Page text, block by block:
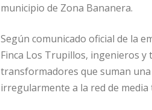
municipio de Zona Bananera.
Según comunicado oficial de la
Finca Los Trupillos, ingenieros
transformadores que suman una
irregularmente a la red de media